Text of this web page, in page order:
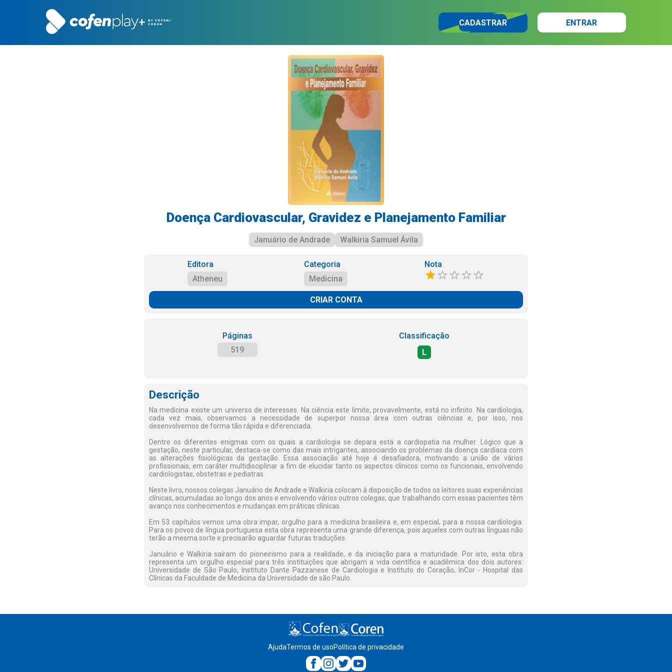
CADASTRAR ENTRAR
Doença Cardiovascular, Gravidez e Planejamento Familiar
Januário de Andrade Walkiria Samuel Ávila
Editora
Atheneu
Categoria
Medicina
Nota
CRIAR CONTA
Páginas
519
Classificação
L
Descrição
Na medicina existe um universo de interesses. Na ciência este limite, provavelmente, está no infinito. Na cardiologia,
cada vez mais, observamos a necessidade de superpor nossa área com outras ciências e, por isso, nos
desenvolvemos de forma tão rápida e diferenciada.
Dentre os diferentes enigmas com os quais a cardiologia se depara está a cardiopatia na mulher. Lógico que a
gestação, neste particular, destaca-se como das mais intrigantes, associando os problemas da doença cardíaca com
as alterações fisiológicas da gestação. Essa associação até hoje é desafiadora, motivando a união de vários
profissionais, em caráter multidisciplinar a fim de elucidar tanto os aspectos clínicos como os funcionais, envolvendo
cardiologistas, obstetras e pediatras.
Neste livro, nossos colegas Januário de Andrade e Walkiria colocam à disposição de todos os leitores suas experiências
clínicas, acumuladas ao longo dos anos e envolvendo vários outros colegas, que trabalhando com essas pacientes têm
avanço nos conhecimentos e mudanças em práticas clínicas.
Em 53 capítulos vemos uma obra impar, orgulho para a medicina brasileira e, em especial, para a nossa cardiologia.
Para os povos de língua portuguesa esta obra representa uma grande diferença, pois aqueles com outras línguas não
terão a mesma sorte e precisarão aguardar futuras traduções.
Januário e Walkiria saíram do pioneirismo para a realidade, e da iniciação para a maturidade. Por isto, esta obra
representa um orgulho especial para três instituições que abrigam a vida científica e acadêmica dos dois autores:
Universidade de São Paulo, Instituto Dante Pazzanese de Cardiologia e Instituto do Coração, InCor - Hospital das
Clínicas da Faculdade de Medicina da Universidade de são Paulo.
AjudaTermos de usoPolítica de privacidade